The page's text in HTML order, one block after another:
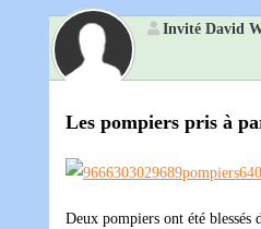
Invité David
Les pompiers pris à
Deux pompiers ont été